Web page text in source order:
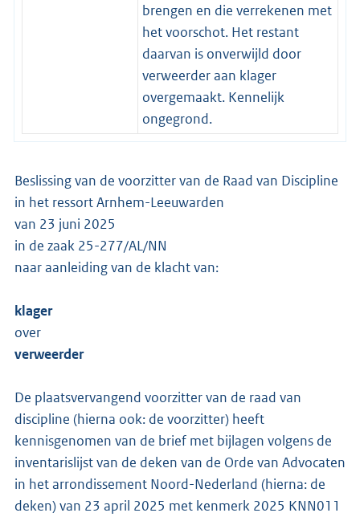
brengen en die verrekenen met
het voorschot. Het restant
daarvan is onverwijld door
verweerder aan klager
overgemaakt. Kennelijk
ongegrond.
Beslissing van de voorzitter van de Raad van Discipline
in het ressort Arnhem-Leeuwarden
van 23 juni 2025
in de zaak 25-277/AL/NN
naar aanleiding van de klacht van:
klager
over
verweerder
De plaatsvervangend voorzitter van de raad van
discipline (hierna ook: de voorzitter) heeft
kennisgenomen van de brief met bijlagen volgens de
inventarislijst van de deken van de Orde van Advocaten
in het arrondissement Noord-Nederland (hierna: de
deken) van 23 april 2025 met kenmerk 2025 KNN011